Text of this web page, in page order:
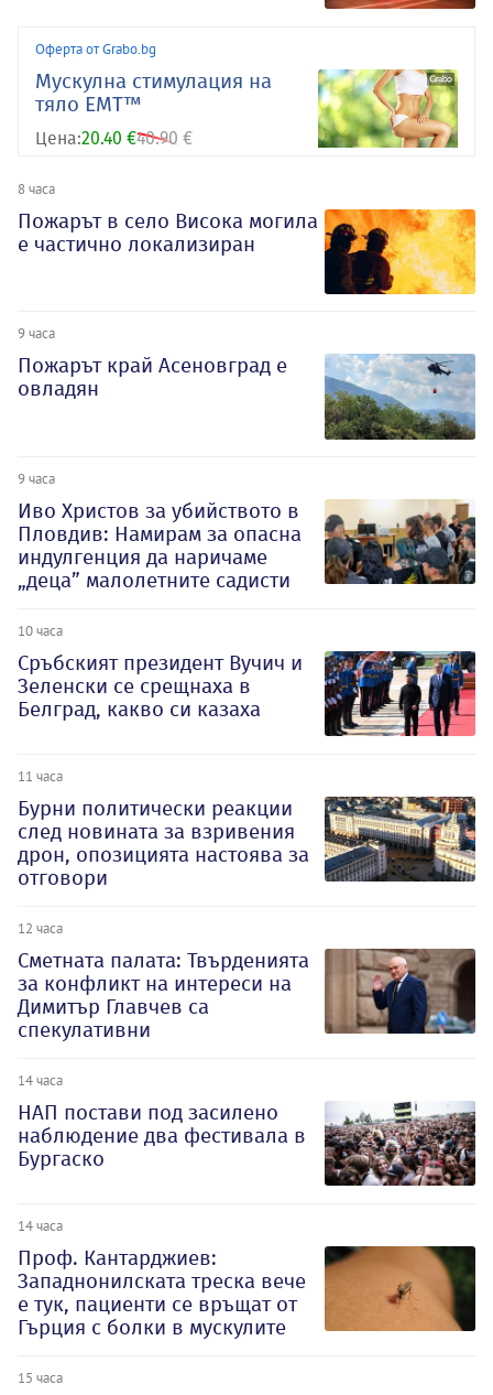
Оферта от Grabo.bg
Mускулна стимулация на
тяло EMT™
Цена:20.40 €40.90 €
8 часа
Пожарът в село Висока могила
е частично локализиран
9 часа
Пожарът край Асеновград е
овладян
9 часа
Иво Христов за убийството в
Пловдив: Намирам за опасна
индулгенция да наричаме
„деца” малолетните садисти
10 часа
Сръбският президент Вучич и
Зеленски се срещнаха в
Белград, какво си казаха
11 часа
Бурни политически реакции
след новината за взривения
дрон, опозицията настоява за
отговори
12 часа
Сметната палата: Твърденията
за конфликт на интереси на
Димитър Главчев са
спекулативни
14 часа
НАП постави под засилено
наблюдение два фестивала в
Бургаско
14 часа
Проф. Кантарджиев:
Западнонилската треска вече
е тук, пациенти се връщат от
Гърция с болки в мускулите
15 часа